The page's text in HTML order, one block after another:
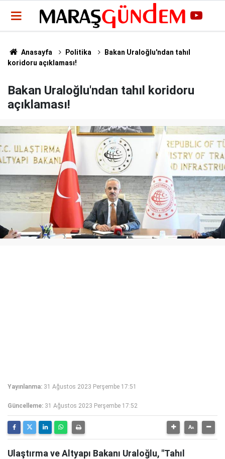
Anasayfa Politika
Bakan Uraloğlu'ndan tahıl
koridoru açıklaması!
Bakan Uraloğlu'ndan tahıl koridoru
açıklaması!
Yayınlanma: 31 Ağustos 2023 Perşembe 17:51
Güncelleme: 31 Ağustos 2023 Perşembe 17:52
Ulaştırma ve Altyapı Bakanı Uraloğlu, "Tahıl